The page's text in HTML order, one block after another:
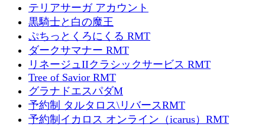
テリアサーガ アカウント
黒騎士と白の魔王
ぷちっとくろにくる RMT
ダークサマナー RMT
リネージュIIクラシックサービス RMT
Tree of Savior RMT
グラナドエスパダM
予約制 タルタロス\リバースRMT
予約制イカロス オンライン（icarus）RMT